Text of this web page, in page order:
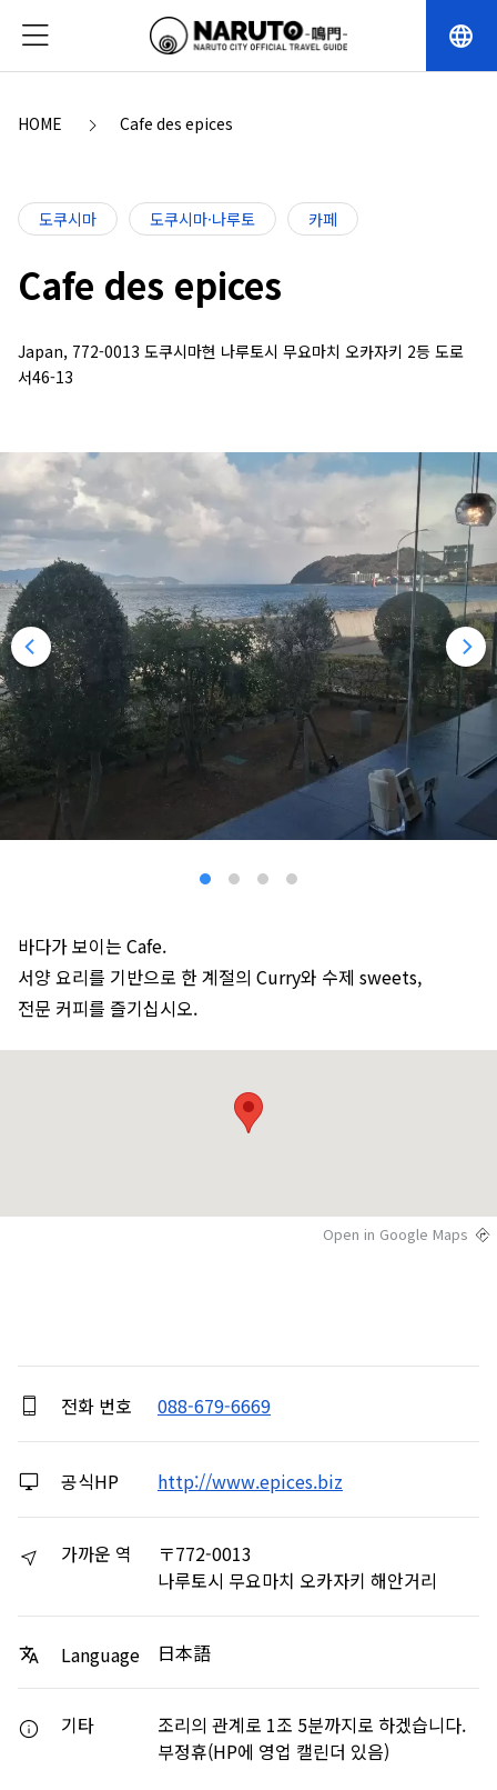
language
HOME Cafe des epices
도쿠시마 도쿠시마·나루토 카페
Cafe des epices
Japan, 772-0013 도쿠시마현 나루토시 무요마치 오카자키 2등 도로
서46-13
바다가 보이는 Cafe.
서양 요리를 기반으로 한 계절의 Curry와 수제 sweets,
전문 커피를 즐기십시오.
Open in Google Maps
전화 번호 088-679-6669
공식HP http://www.epices.biz
가까운 역
〒772-0013
나루토시 무요마치 오카자키 해안거리
Language 日本語
기타
조리의 관계로 1조 5분까지로 하겠습니다.
부정휴(HP에 영업 캘린더 있음)